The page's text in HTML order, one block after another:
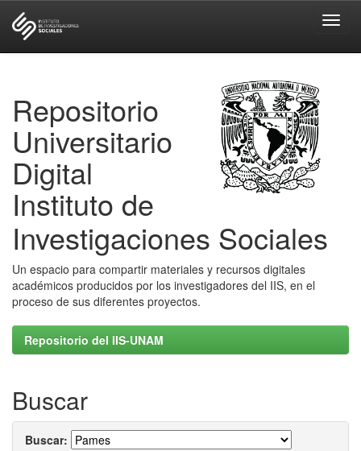
Repositorio
Universitario
Digital
Instituto de
Investigaciones Sociales
Un espacio para compartir materiales y recursos digitales
académicos producidos por los investigadores del IIS, en el
proceso de sus diferentes proyectos.
Repositorio del IIS-UNAM
Buscar
Buscar: